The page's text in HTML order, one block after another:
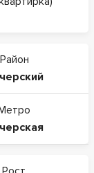
Район